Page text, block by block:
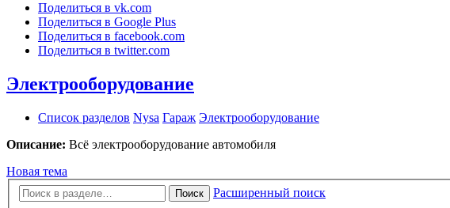
Поделиться в vk.com
Поделиться в Google Plus
Поделиться в facebook.com
Поделиться в twitter.com
Электрооборудование
Список разделов Nysa Гараж Электрооборудование
Описание: Всё электрооборудование автомобиля
Новая тема
Поиск
Расширенный поиск